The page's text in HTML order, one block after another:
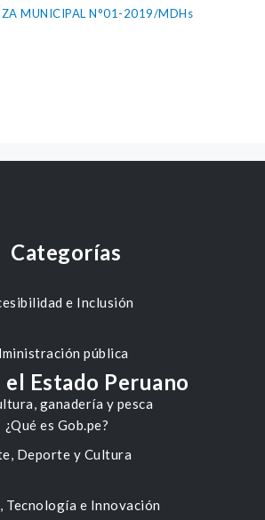
MUNICIPAL N°01-2019/MDHs
Categorías
e Inclusión
pública
ganadería y pesca
Deporte y Cultura
Tecnología e Innovación
el Estado Peruano
¿Qué es Gob.pe?